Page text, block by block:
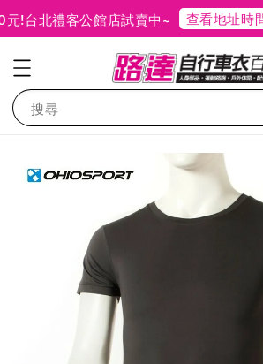
台北禮客公館店試賣中~ 查看地址時間！
搜尋